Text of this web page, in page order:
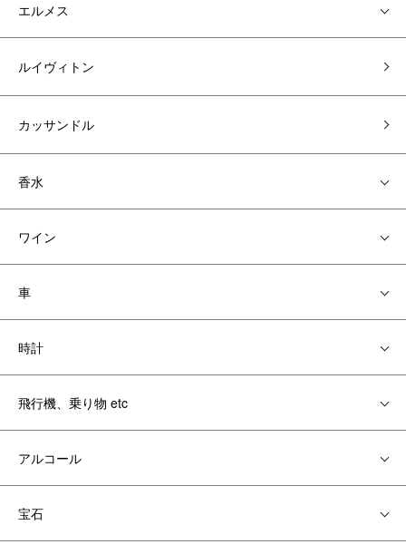
エルメス
ルイヴィトン
カッサンドル
香水
ワイン
車
時計
飛行機、乗り物 etc
アルコール
宝石